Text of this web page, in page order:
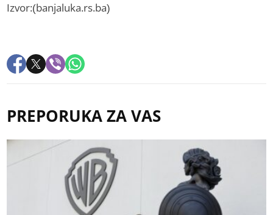
Izvor:(banjaluka.rs.ba)
PREPORUKA ZA VAS